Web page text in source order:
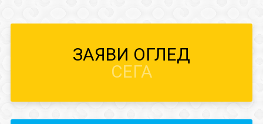
ЗАЯВИ ОГЛЕД
СЕГА